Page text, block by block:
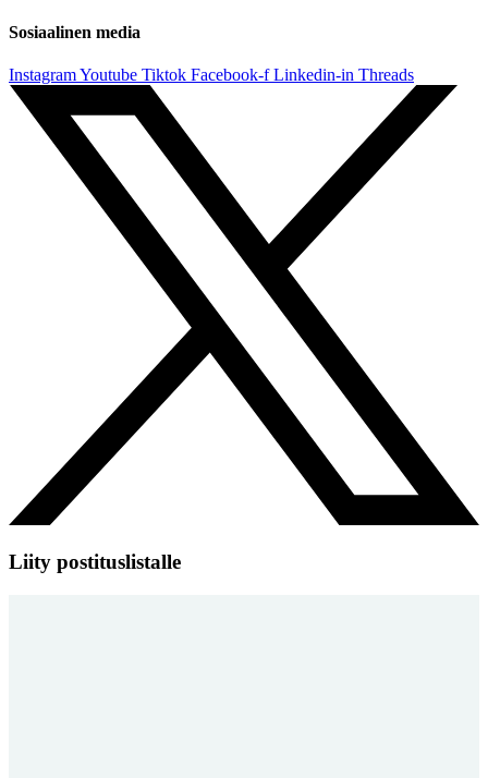
Sosiaalinen media
InstagramYoutube Tiktok Facebook-f Linkedin-in Threads
Liity postituslistalle